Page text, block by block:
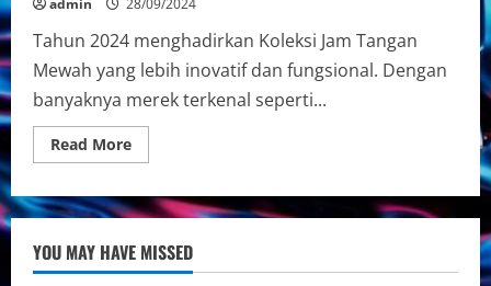
Tahun 2024 menghadirkan Koleksi Jam Tangan
Mewah yang lebih inovatif dan fungsional. Dengan
banyaknya merek terkenal seperti...
Read MoreRead
more
Terbaru
Jam
Mewah
2024
YOU MAY HAVE MISSED